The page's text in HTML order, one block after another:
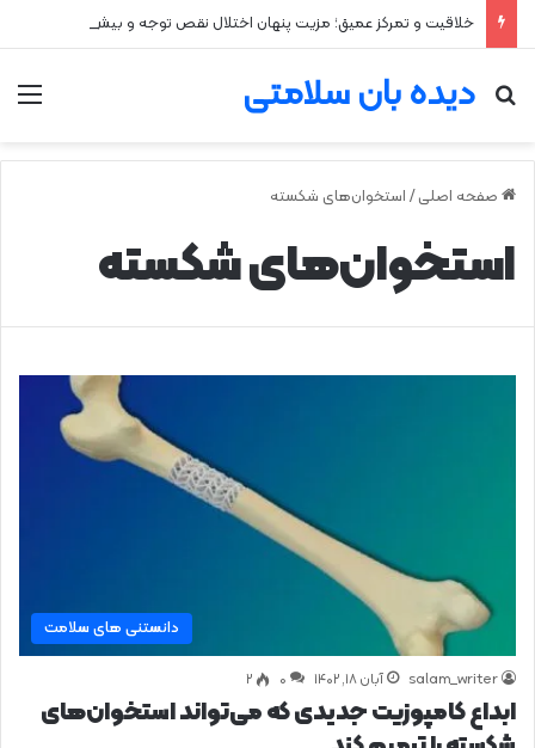
خلاقیت و تمرکز عمیق؛ مزیت پنهان اختلال نقص توجه و بیش‌فعالی
دیده بان سلامتی
جستجو برای
صفحه اصلی / استخوان‌های شکسته
استخوان‌های شکسته
دانستنی های سلامت
salam_writer آبان ۱۸, ۱۴۰۲ 0 ۲
ابداع کامپوزیت جدیدی که می‌تواند استخوان‌های